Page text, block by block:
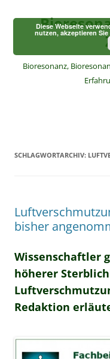
springen
Bioresonanz,
SCHLAGWORTARCHIV:
bisher
Wissenschaftler
höherer
Redaktion
Diese Webseite
nutzen, akzeptieren